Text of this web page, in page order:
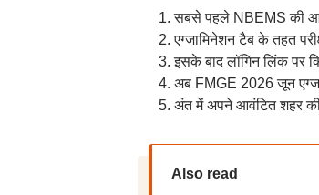
सबसे पहले NBEMS की
एग्जामिनेशन टैब के तहत
इसके बाद लॉगिन लिंक पर
अब FMGE 2026 जून
अंत में अपने आवंटित शहर
Also read